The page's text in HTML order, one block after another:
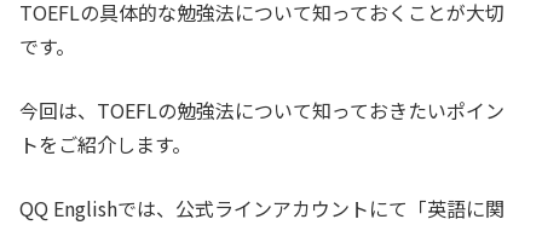
TOEFLの具体的な勉強法について知っておくことが大切
です。
今回は、TOEFLの勉強法について知っておきたいポイン
トをご紹介します。
QQ Englishでは、公式ラインアカウントにて「英語に関